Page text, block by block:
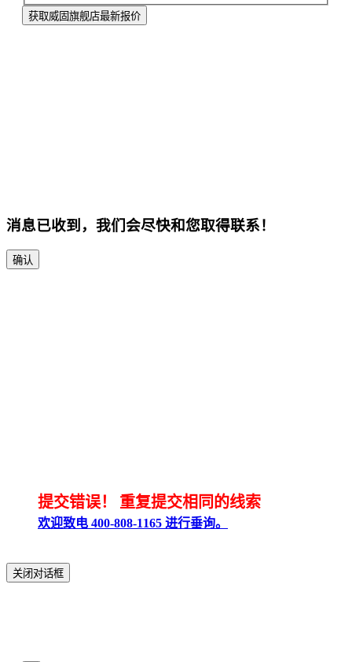
获取威固旗舰店最新报价
消息已收到，我们会尽快和您取得联系！
确认
提交错误！ 重复提交相同的线索
欢迎致电 400-808-1165 进行垂询。
关闭对话框